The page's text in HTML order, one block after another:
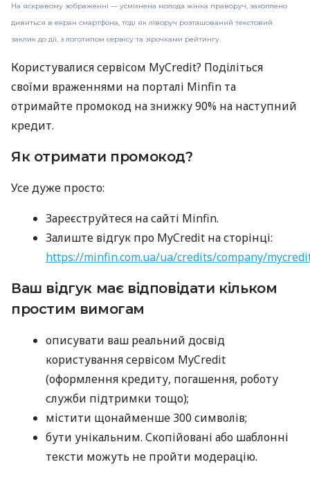
На яскравому зображенні — усміхнена молода жінка праворуч, захоплено
дивиться в екран смартфона, тоді як ліворуч розташований текстовий
заклик до дії, з логотипом сервісу та зірочками рейтингу.
Користувалися сервісом MyCredit? Поділіться
своїми враженнями на порталі Minfin та
отримайте промокод на знижку 90% на наступний
кредит.
Як отримати промокод?
Усе дуже просто:
Зареєструйтеся на сайті Minfin.
Залиште відгук про MyCredit на сторінці:
https://minfin.com.ua/ua/credits/company/
Ваш відгук має відповідати кільком
простим вимогам
описувати ваш реальний досвід
користування сервісом MyCredit
(оформлення кредиту, погашення, роботу
служби підтримки тощо);
містити щонайменше 300 символів;
бути унікальним. Скопійовані або шаблонні
тексти можуть не пройти модерацію.